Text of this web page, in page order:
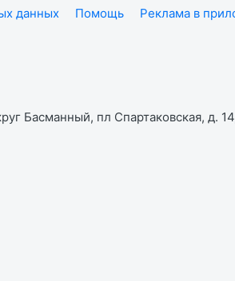
данных Помощь Реклама в
Басманный, пл Спартаковская, д.